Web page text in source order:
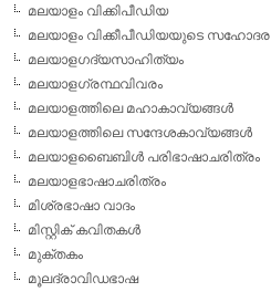
മലയാളം വിക്കിപീഡിയ
മലയാളം വിക്കീപീഡിയയുടെ
മലയാളഗദ്യസാഹിത്യം
മലയാളഗ്രന്ഥവിവരം
മലയാളത്തിലെ മഹാകാവ്യങ്ങള്‍
മലയാളത്തിലെ സന്ദേശകാവ്യങ്ങള്‍
മലയാളബൈബിള്‍ പരിഭാഷാചരിത്രം
മലയാളഭാഷാചരിത്രം
മിശ്രഭാഷാ വാദം
മിസ്റ്റിക് കവിതകള്‍
മുക്തകം
മൂലദ്രാവിഡഭാഷ